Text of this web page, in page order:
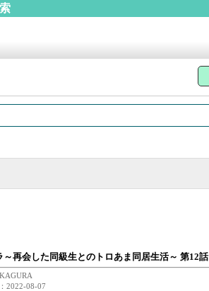
～再会した同級生とのトロあま同居生活～ 第12話
2022-08-07